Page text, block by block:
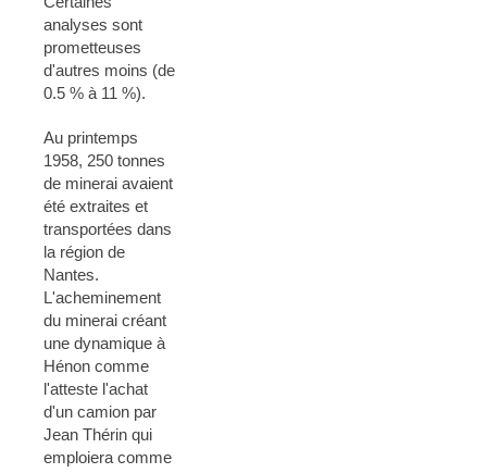
analyses sont
prometteuses
d'autres moins (de
0.5 % à 11 %).
Au printemps
1958, 250 tonnes
de minerai avaient
été extraites et
transportées dans
la région de
Nantes.
L'acheminement
du minerai créant
une dynamique à
Hénon comme
l'atteste l'achat
d'un camion par
Jean Thérin qui
emploiera comme